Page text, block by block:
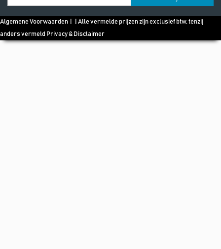
Algemene Voorwaarden | | Alle vermelde prijzen zijn exclusief btw, tenzij
anders vermeld Privacy & Disclaimer